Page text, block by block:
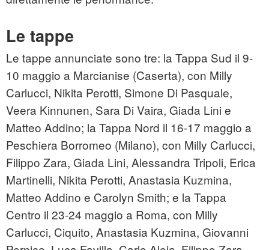
Le tappe
Le tappe annunciate sono tre: la Tappa Sud il 9-
10 maggio a Marcianise (Caserta), con Milly
Carlucci, Nikita Perotti, Simone Di Pasquale,
Veera Kinnunen, Sara Di Vaira, Giada Lini e
Matteo Addino; la Tappa Nord il 16-17 maggio a
Peschiera Borromeo (Milano), con Milly Carlucci,
Filippo Zara, Giada Lini, Alessandra Tripoli, Erica
Martinelli, Nikita Perotti, Anastasia Kuzmina,
Matteo Addino e Carolyn Smith; e la Tappa
Centro il 23-24 maggio a Roma, con Milly
Carlucci, Ciquito, Anastasia Kuzmina, Giovanni